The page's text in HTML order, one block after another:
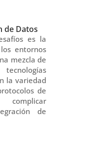
de Datos
es la
entornos
mezcla de
la variedad
de
complicar
de